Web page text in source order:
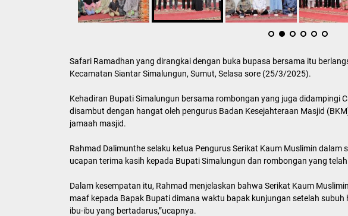
Safari Ramadhan yang dirangkai dengan buka bupasa bersama itu
Kecamatan Siantar Simalungun, Sumut, Selasa sore (25/3/2025).
Kehadiran Bupati Simalungun bersama rombongan yang juga didampingi
disambut dengan hangat oleh pengurus Badan Kesejahteraan Masjid
jamaah masjid.
Rahmad Dalimunthe selaku ketua Pengurus Serikat Kaum Muslimin
ucapan terima kasih kepada Bupati Simalungun dan rombongan yang
Dalam kesempatan itu, Rahmad menjelaskan bahwa Serikat Kaum
maaf kepada Bapak Bupati dimana waktu bapak kunjungan setelah
ibu-ibu yang bertadarus,”ucapnya.